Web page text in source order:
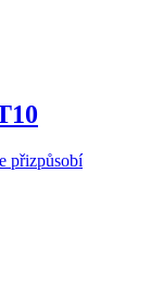
přizpůsobí